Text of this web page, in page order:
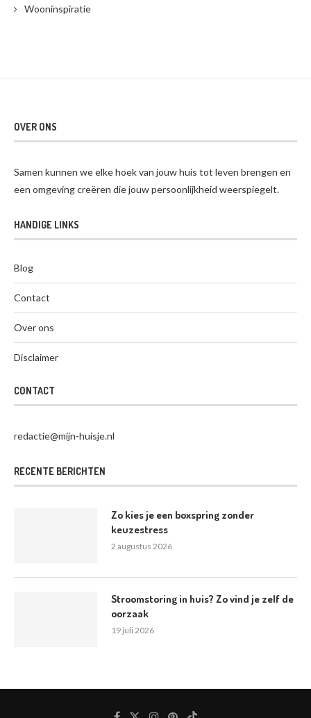
Wooninspiratie
OVER ONS
Samen kunnen we elke hoek van jouw huis tot leven brengen en
een omgeving creëren die jouw persoonlijkheid weerspiegelt.
HANDIGE LINKS
Blog
Contact
Over ons
Disclaimer
CONTACT
redactie@mijn-huisje.nl
RECENTE BERICHTEN
Zo kies je een boxspring zonder
keuzestress
2 augustus 2026
Stroomstoring in huis? Zo vind je zelf de
oorzaak
19 juli 2026